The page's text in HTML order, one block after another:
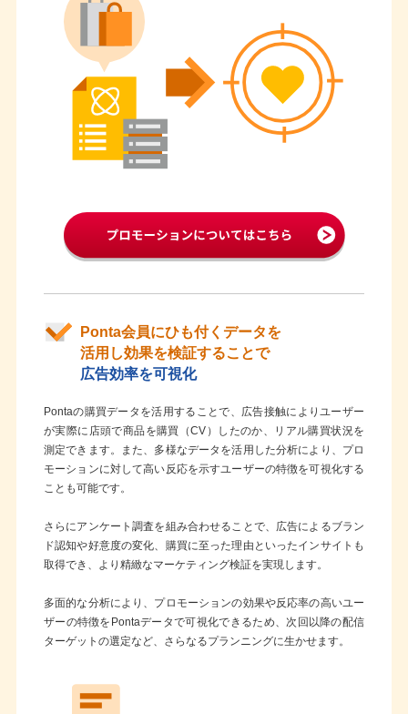
Ponta会員にひも付くデータを
活用し効果を検証することで
広告効率を可視化
Pontaの購買データを活用することで、広告接触によりユーザー
が実際に店頭で商品を購買（CV）したのか、リアル購買状況を
測定できます。また、多様なデータを活用した分析により、プロ
モーションに対して高い反応を示すユーザーの特徴を可視化する
ことも可能です。
さらにアンケート調査を組み合わせることで、広告によるブラン
ド認知や好意度の変化、購買に至った理由といったインサイトも
取得でき、より精緻なマーケティング検証を実現します。
多面的な分析により、プロモーションの効果や反応率の高いユー
ザーの特徴をPontaデータで可視化できるため、次回以降の配信
ターゲットの選定など、さらなるプランニングに生かせます。